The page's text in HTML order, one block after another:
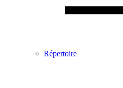
Répertoire